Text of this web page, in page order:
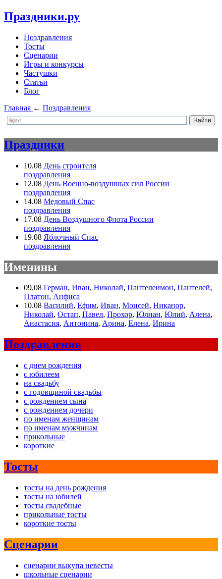
Праздники.ру
Поздравления
Тосты
Сценарии
Игры и конкурсы
Частушки
Статьи
Блог
Главная ← Поздравления
Праздники
10.08 День строителя
поздравления
12.08 День Военно-воздушных сил России
поздравления
14.08 Медовый Спас
поздравления
17.08 День Воздушного Флота России
поздравления
19.08 Яблочный Спас
поздравления
Именины
09.08 Герман, Иван, Николай, Пантелеимон, Пантелей,
Платон, Анфиса
10.08 Василий, Ефим, Иван, Моисей, Никанор,
Николай, Остап, Павел, Прохор, Юлиан, Юлий, Алена,
Анастасия, Антонина, Арина, Елена, Ирина
Поздравления
с днем рождения
с юбилеем
на свадьбу
с годовщиной свадьбы
с рождением сына
с рождением дочери
по именам женщинам
по именам мужчинам
прикольные
короткие
Тосты
тосты на день рождения
тосты на юбилей
тосты свадебные
прикольные тосты
короткие тосты
Сценарии
сценарии выкупа невесты
школьные сценарии